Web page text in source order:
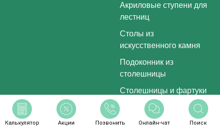
Калькулятор Акции Позвонить Онлайн-чат Поиск
Акриловые ступени для
лестниц
Столы из
искусственного камня
Подоконник из
столешницы
Столешницы и фартуки
Душевые поддоны
90х90